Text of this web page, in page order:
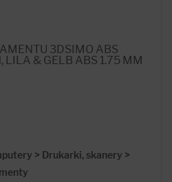
3DSIMO ABS
LILA & GELB ABS 1.75 MM
> Drukarki, skanery >